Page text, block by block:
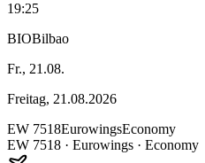
19:25
BIOBilbao
Fr., 21.08.
Freitag, 21.08.2026
EW 7518EurowingsEconomy
EW 7518 · Eurowings · Economy